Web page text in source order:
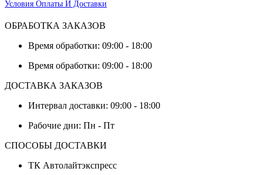
Условия Оплаты И Доставки
ОБРАБОТКА ЗАКАЗОВ
Время обработки: 09:00 - 18:00
Время обработки: 09:00 - 18:00
ДОСТАВКА ЗАКАЗОВ
Интервал доставки: 09:00 - 18:00
Рабочие дни: Пн - Пт
СПОСОБЫ ДОСТАВКИ
ТК Автолайтэкспресс